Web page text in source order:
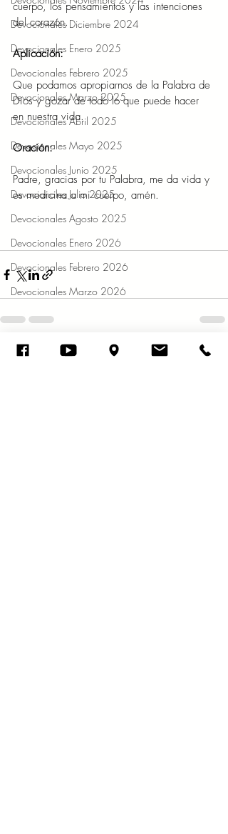
Devocionales Diciembre 2024
Devocionales Enero 2025
Devocionales Febrero 2025
Devocionales Marzo 2025
Devocionales Abril 2025
Devocionales Mayo 2025
Devocionales Junio 2025
Devocionales Julio 2025
Devocionales Agosto 2025
Devocionales Enero 2026
Devocionales Febrero 2026
Devocionales Marzo 2026
cuerpo, los pensamientos y las intenciones
del corazón.
Aplicación:
Que podamos apropiarnos de la Palabra de
Dios y gozar de todo lo que puede hacer
en nuestra vida.
Oración:
Padre, gracias por tu Palabra, me da vida y
es medicina a mi cuerpo, amén.
Entradas recientes Ver todo